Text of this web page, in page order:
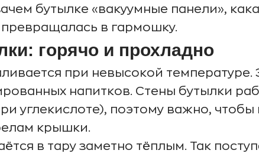
бутылке «вакуумные панели»,
превращалась в гармошку.
горячо и прохладно
при невысокой температуре.
напитков. Стены бутылки
углекислоте), поэтому важно,
крышки.
в тару заметно тёплым. Так